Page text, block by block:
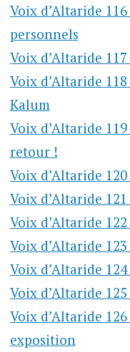
Voix d’Altaride
personnels
Voix d’Altaride
Voix d’Altaride
Kalum
Voix d’Altaride
retour !
Voix d’Altaride
Voix d’Altaride 121
Voix d’Altaride 122
Voix d’Altaride
Voix d’Altaride
Voix d’Altaride
Voix d’Altaride
exposition